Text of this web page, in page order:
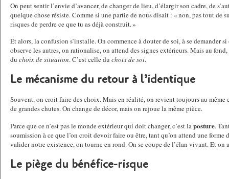
On peut sentir l’envie d’avancer, de changer de lieu, d’élargir son cadre, de
quelque chose résiste. Comme si une partie de nous disait : « non, pas tout de
risques de perdre ce que tu as déjà construit. »
Et alors, la confusion s’installe. On commence à douter de soi, à se demander
observe les autres, on rationalise, on attend des signes extérieurs. Mais au
du choix de situation. C’est celle du choix de soi.
Le mécanisme du retour à l’identique
Souvent, on croit faire des choix. Mais en réalité, on revient toujours au même
de grandes chutes. On change de décor, mais on rejoue la même pièce.
Parce que ce n’est pas le monde extérieur qui doit changer, c’est laposture.
soumission à ce que l’on croit devoir faire ou être, tant qu’on attend une forme
valider notre existence, on tourne en rond. On se coupe de l’élan vivant. Et on
Le piège du bénéfice-risque